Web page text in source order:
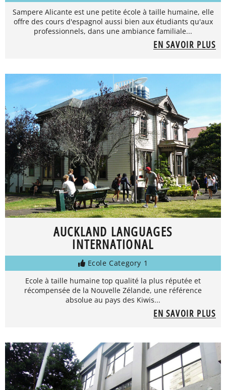
Sampere Alicante est une petite école à taille humaine, elle
offre des cours d'espagnol aussi bien aux étudiants qu'aux
professionnels, dans une ambiance familiale...
EN SAVOIR PLUS
AUCKLAND LANGUAGES
INTERNATIONAL
Ecole Category 1
Ecole à taille humaine top qualité la plus réputée et
récompensée de la Nouvelle Zélande, une référence
absolue au pays des Kiwis...
EN SAVOIR PLUS